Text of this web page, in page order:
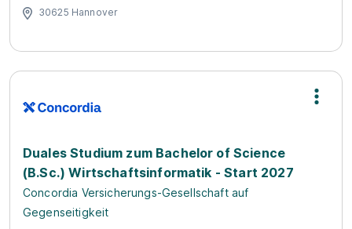
30625 Hannover
Duales Studium zum Bachelor of Science
(B.Sc.) Wirtschaftsinformatik - Start 2027
Concordia Versicherungs-Gesellschaft auf
Gegenseitigkeit